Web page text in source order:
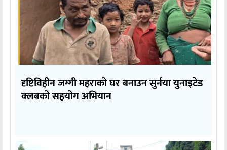
दृष्टिविहीन जग्गी महराको घर बनाउन सुर्नया युनाइटेड
क्लबको सहयोग अभियान